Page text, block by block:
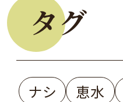
タグ
ナシ 恵水